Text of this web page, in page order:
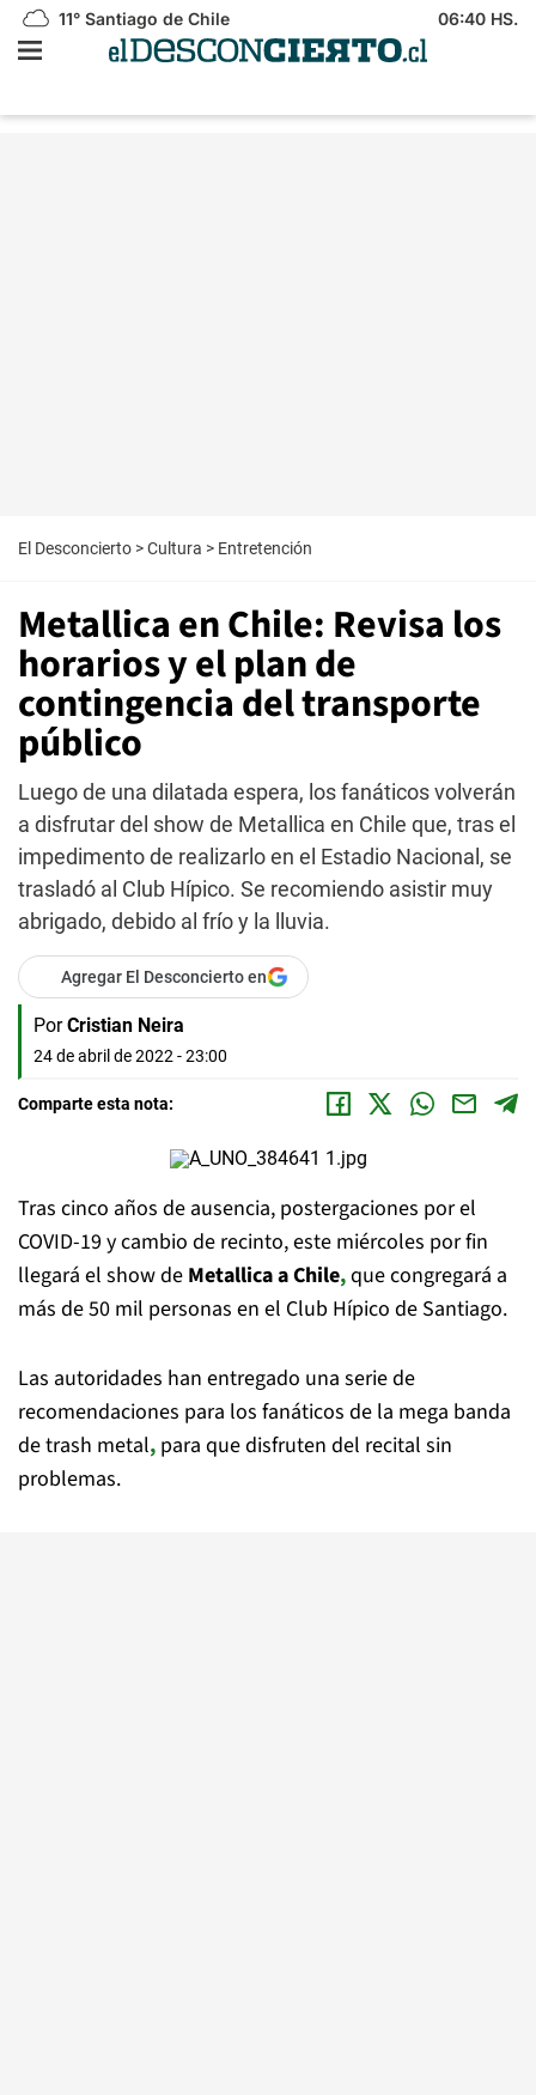
11° Santiago de Chile 06:40 HS.
El Desconcierto >Cultura > Entretención
Metallica en Chile: Revisa los
horarios y el plan de
contingencia del transporte
público
Luego de una dilatada espera, los fanáticos volverán
a disfrutar del show de Metallica en Chile que, tras el
impedimento de realizarlo en el Estadio Nacional, se
trasladó al Club Hípico. Se recomiendo asistir muy
abrigado, debido al frío y la lluvia.
Agregar El Desconcierto en
Por Cristian Neira
24 de abril de 2022 - 23:00
Comparte esta nota:
Tras cinco años de ausencia, postergaciones por el
COVID-19 y cambio de recinto, este miércoles por fin
llegará el show de Metallica a Chile,que congregará a
más de 50 mil personas en el Club Hípico de Santiago.
Las autoridades han entregado una serie de
recomendaciones para los fanáticos de la mega banda
de trash metal, para que disfruten del recital sin
problemas.